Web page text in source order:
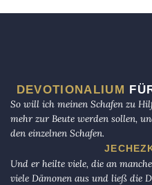
DEVOTIONALIUM
So will ich meinen Schafen zu
mehr zur Beute werden sollen,
den einzelnen Schafen.
Und er heilte viele, die an
viele Dämonen aus und ließ die